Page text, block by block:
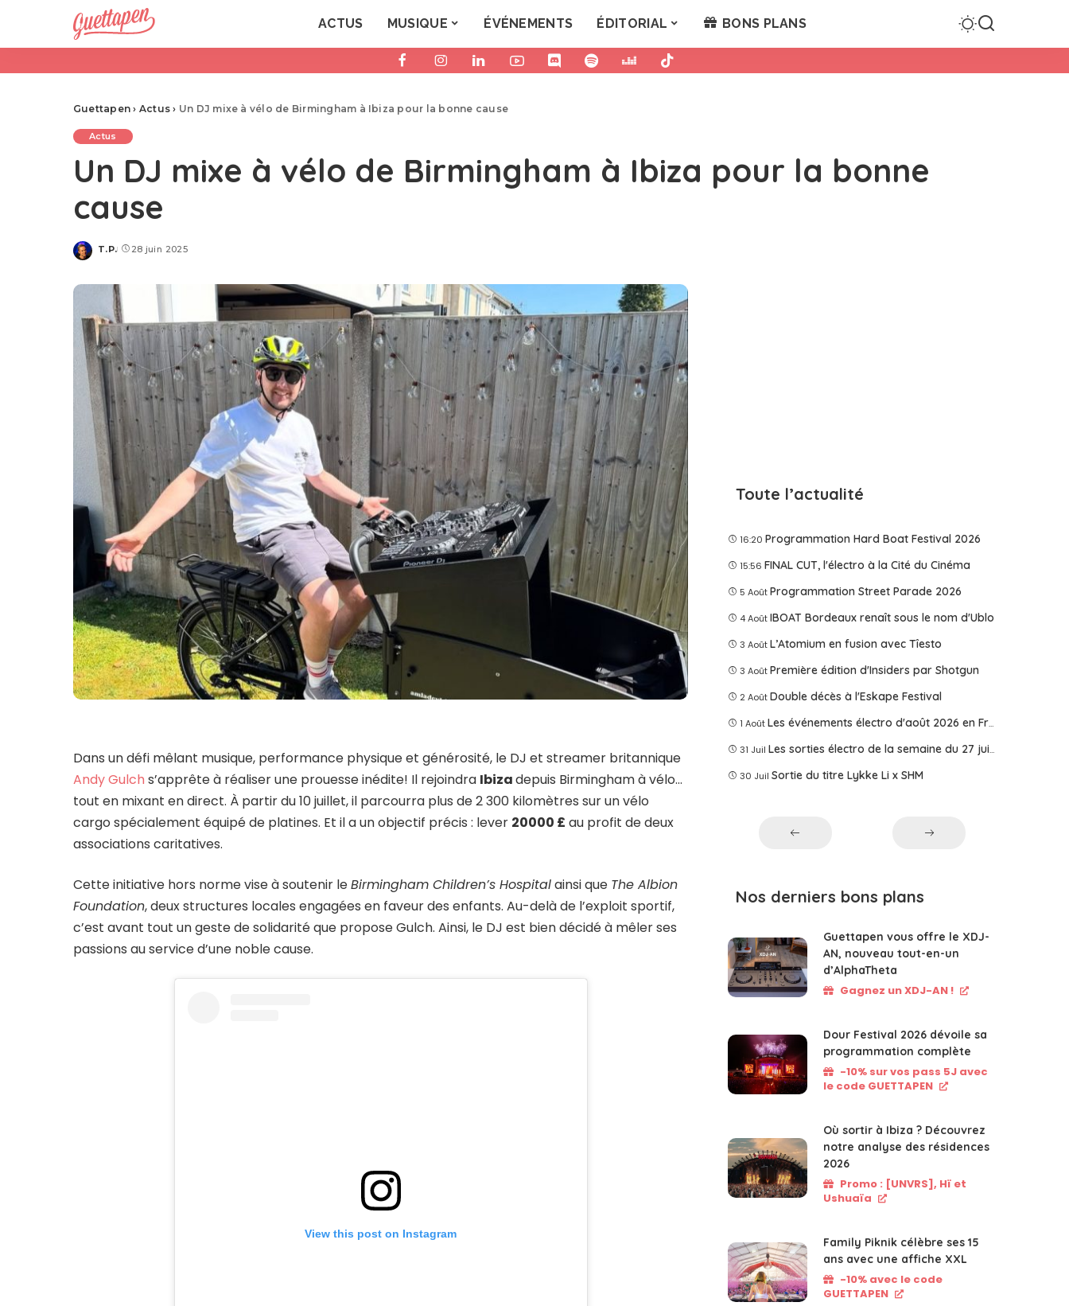
ACTUS MUSIQUE ÉVÉNEMENTS ÉDITORIAL BONS PLANS
Guettapen › Actus › Un DJ mixe à vélo de Birmingham à Ibiza pour la bonne cause
Actus
Un DJ mixe à vélo de Birmingham à Ibiza pour la bonne
cause
Posted
T.P. 28 juin 2025
Dans un défi mêlant musique, performance physique et générosité, le DJ et streamer britannique
Andy Gulch s’apprête à réaliser une prouesse inédite! Il rejoindra Ibizadepuis Birmingham à vélo…
tout en mixant en direct. À partir du 10 juillet, il parcourra plus de 2 300 kilomètres sur un vélo
cargo spécialement équipé de platines. Et il a un objectif précis : lever 20000 £ au profit de deux
associations caritatives.
Cette initiative hors norme vise à soutenir leBirmingham Children’s Hospitalainsi que The Albion
Foundation, deux structures locales engagées en faveur des enfants. Au-delà de l’exploit sportif,
c’est avant tout un geste de solidarité que propose Gulch. Ainsi, le DJ est bien décidé à mêler ses
passions au service d’une noble cause.
View this post on Instagram
Toute l’actualité
16:20 Programmation Hard Boat Festival 2026
15:56 FINAL CUT, l'électro à la Cité du Cinéma
5 Août Programmation Street Parade 2026
4 Août IBOAT Bordeaux renaît sous le nom d'Ublo
3 Août L’Atomium en fusion avec Tîesto
3 Août Première édition d'Insiders par Shotgun
2 Août Double décès à l'Eskape Festival
1 Août Les événements électro d'août 2026 en France
31 Juil Les sorties électro de la semaine du 27 juillet 2026
30 Juil Sortie du titre Lykke Li x SHM
Nos derniers bons plans
Guettapen vous offre le XDJ-
AN, nouveau tout-en-un
d’AlphaTheta
Gagnez un XDJ-AN !
Dour Festival 2026 dévoile sa
programmation complète
-10% sur vos pass 5J avec
le code GUETTAPEN
Où sortir à Ibiza ? Découvrez
notre analyse des résidences
2026
Promo : [UNVRS], Hï et
Ushuaïa
Family Piknik célèbre ses 15
ans avec une affiche XXL
-10% avec le code
GUETTAPEN